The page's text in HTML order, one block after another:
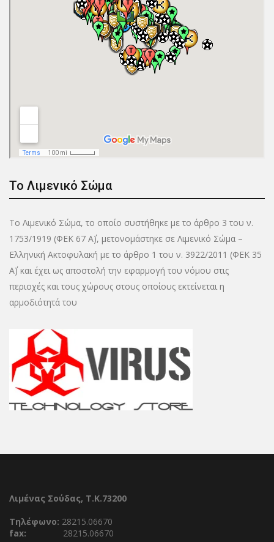
Το Λιμενικό Σώμα
Το Λιμενικό Σώμα, το οποίο συστήθηκε με το άρθρο 3 του ν.
1753/1919 (ΦΕΚ 67 Α΄), μετονομάστηκε σε Λιμενικό Σώμα –
Ελληνική Ακτοφυλακή με το άρθρο 1 του ν. 3922/2011 (ΦΕΚ 35
Α΄) και έχει ως αποστολή την εφαρμογή του νόμου στις
περιοχές και τους χώρους στους οποίους εκτείνεται η
αρμοδιότητά του
Λιμένας Σούδας, Τ.Κ.73200
Τηλέφωνο: 28215.06670
fax:
28215.06670